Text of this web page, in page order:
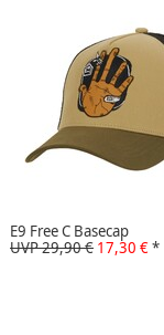
E9 Free C Basecap
UVP 29,90 € 17,30 €*